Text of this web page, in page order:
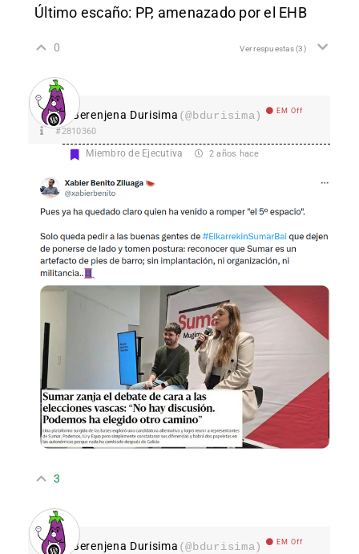
Último escaño: PP, amenazado por el EHB
0 Ver respuestas(3)
Berenjena Durisima (@bdurisima) EM Off
#2810360
Miembro de Ejecutiva 2 años hace
3
Berenjena Durisima (@bdurisima) EM Off